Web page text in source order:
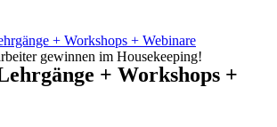
+ Workshops + Webinare
gewinnen im Housekeeping!
+ Workshops +